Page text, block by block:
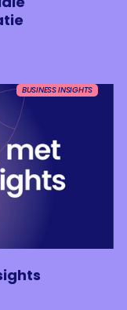
BUSINESS INSIGHTS